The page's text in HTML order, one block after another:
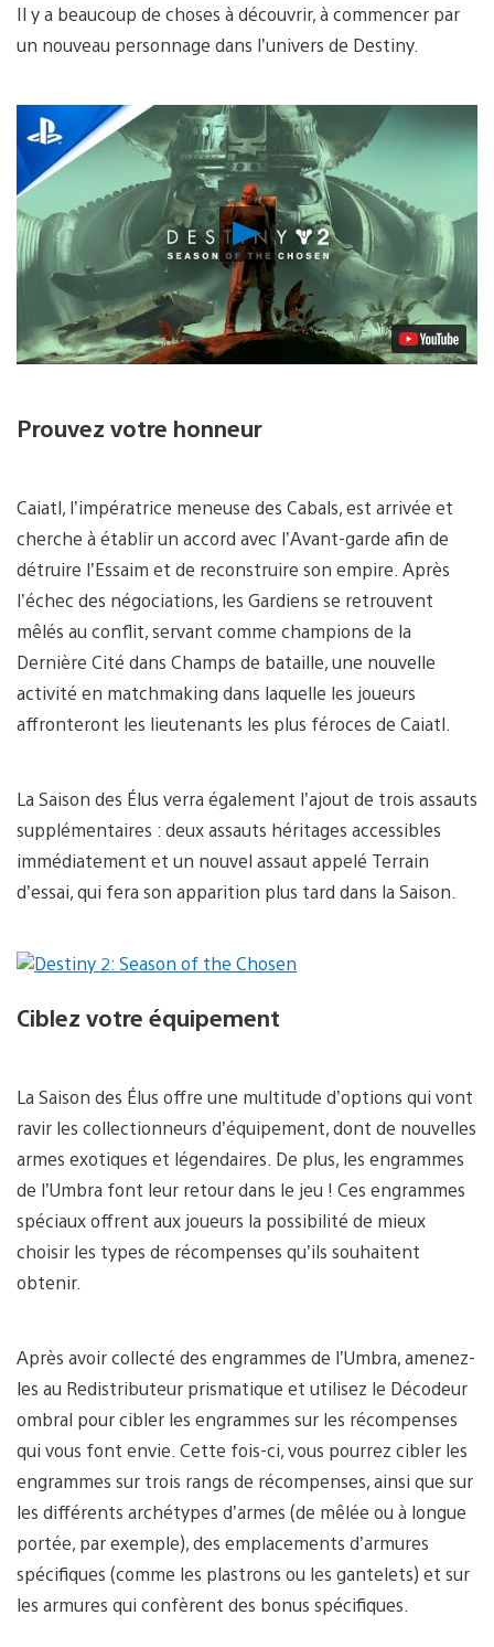
Il y a beaucoup de choses à découvrir, à commencer par
un nouveau personnage dans l’univers de Destiny.
Lancer
la
vidéo
Prouvez votre honneur
Caiatl, l’impératrice meneuse des Cabals, est arrivée et
cherche à établir un accord avec l’Avant-garde afin de
détruire l’Essaim et de reconstruire son empire. Après
l’échec des négociations, les Gardiens se retrouvent
mêlés au conflit, servant comme champions de la
Dernière Cité dans Champs de bataille, une nouvelle
activité en matchmaking dans laquelle les joueurs
affronteront les lieutenants les plus féroces de Caiatl.
La Saison des Élus verra également l’ajout de trois assauts
supplémentaires : deux assauts héritages accessibles
immédiatement et un nouvel assaut appelé Terrain
d’essai, qui fera son apparition plus tard dans la Saison.
Ciblez votre équipement
La Saison des Élus offre une multitude d’options qui vont
ravir les collectionneurs d’équipement, dont de nouvelles
armes exotiques et légendaires. De plus, les engrammes
de l’Umbra font leur retour dans le jeu ! Ces engrammes
spéciaux offrent aux joueurs la possibilité de mieux
choisir les types de récompenses qu’ils souhaitent
obtenir.
Après avoir collecté des engrammes de l’Umbra, amenez-
les au Redistributeur prismatique et utilisez le Décodeur
ombral pour cibler les engrammes sur les récompenses
qui vous font envie. Cette fois-ci, vous pourrez cibler les
engrammes sur trois rangs de récompenses, ainsi que sur
les différents archétypes d’armes (de mêlée ou à longue
portée, par exemple), des emplacements d’armures
spécifiques (comme les plastrons ou les gantelets) et sur
les armures qui confèrent des bonus spécifiques.